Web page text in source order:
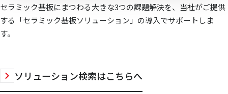
セラミック基板にまつわる大きな3つの課題解決を、当社がご提供
する「セラミック基板ソリューション」の導入でサポートしま
す。
ソリューション検索はこちらへ